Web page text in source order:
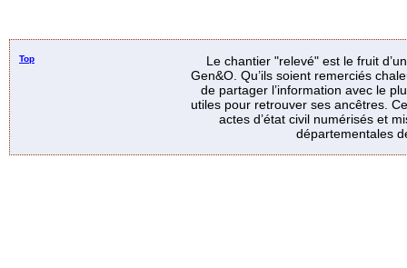
Top
Le chantier "relevé" est le fruit
Gen&O. Qu’ils soient remerciés
de partager l’information avec le
utiles pour retrouver ses ancêtres.
actes d’état civil numérisés et
départementales